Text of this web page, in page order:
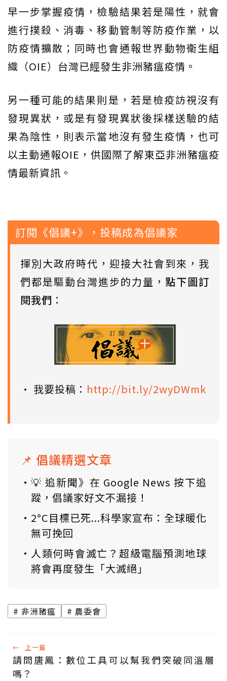
早一步掌握疫情，檢驗結果若是陽性，就會
進行撲殺、消毒、移動管制等防疫作業，以
防疫情擴散；同時也會通報世界動物衛生組
織（OIE）台灣已經發生非洲豬瘟疫情。
另一種可能的結果則是，若是檢疫訪視沒有
發現異狀，或是有發現異狀後採樣送驗的結
果為陰性，則表示當地沒有發生疫情，也可
以主動通報OIE，供國際了解東亞非洲豬瘟疫
情最新資訊。
訂閱《倡議+》，投稿成為倡議家
揮別大政府時代，迎接大社會到來，我
們都是驅動台灣進步的力量， 點下圖訂
閱我們 ：
• 我要投稿： http://bit.ly/2wyDWmk
📌 倡議精選文章
💡 追新聞》在 Google News 按下追
蹤，倡議家好文不漏接！
2°C目標已死...科學家宣布：全球暖化
無可挽回
人類何時會滅亡？超級電腦預測地球
將會再度發生「大滅絕」
非洲豬瘟 農委會
← 上一篇
請問唐鳳：數位工具可以幫我們突破同溫層
嗎？